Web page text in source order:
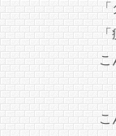
こ
こ